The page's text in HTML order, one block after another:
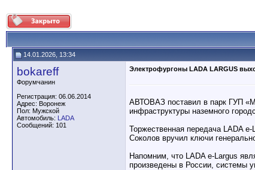
14.01.2026, 13:34
bokareff
Форумчанин
Регистрация: 06.06.2014
Адрес: Воронеж
Пол: Мужской
Автомобиль: LADA
Сообщений: 101
Электрофургоны LADA LARGUS
АВТОВАЗ поставил в парк ГУП
инфраструктуры наземного
Торжественная передача LADA
Соколов вручил ключи
Напомним, что LADA e-Largus
произведены в России, системы